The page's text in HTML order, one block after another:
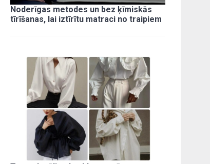
Noderīgas metodes un bez ķīmiskās
tīrīšanas, lai iztīrītu matraci no traipiem